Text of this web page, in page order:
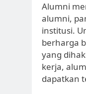
Alumni
alumni,
institusi.
berharga
yang
kerja,
dapatkan